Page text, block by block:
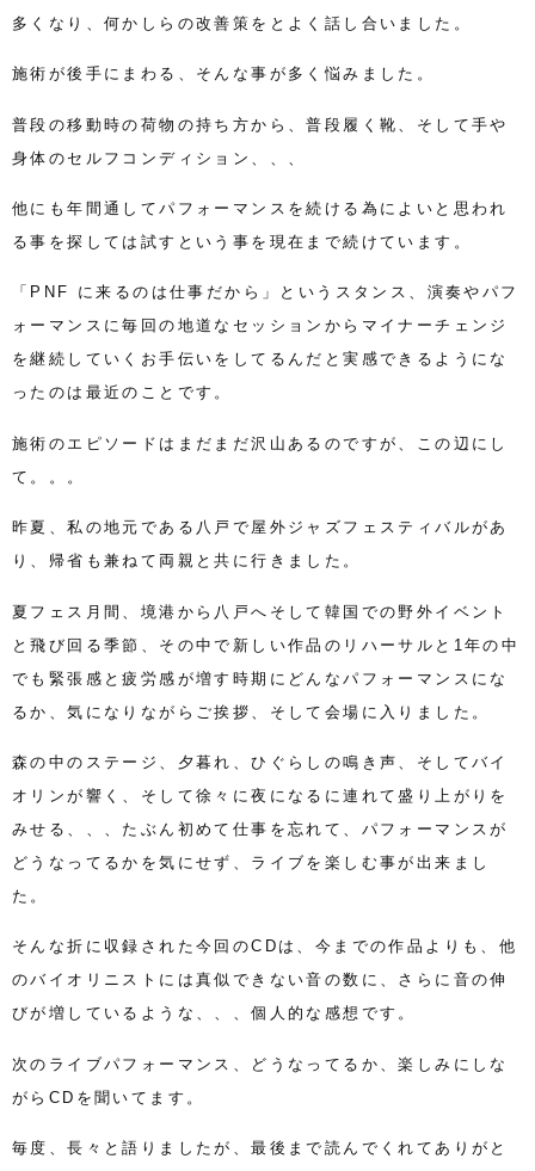
多くなり、何かしらの改善策をとよく話し合いました。
施術が後手にまわる、そんな事が多く悩みました。
普段の移動時の荷物の持ち方から、普段履く靴、そして手や
身体のセルフコンディション、、、
他にも年間通してパフォーマンスを続ける為によいと思われ
る事を探しては試すという事を現在まで続けています。
「PNF に来るのは仕事だから」というスタンス、演奏やパフ
ォーマンスに毎回の地道なセッションからマイナーチェンジ
を継続していくお手伝いをしてるんだと実感できるようにな
ったのは最近のことです。
施術のエピソードはまだまだ沢山あるのですが、この辺にし
て。。。
昨夏、私の地元である八戸で屋外ジャズフェスティバルがあ
り、帰省も兼ねて両親と共に行きました。
夏フェス月間、境港から八戸へそして韓国での野外イベント
と飛び回る季節、その中で新しい作品のリハーサルと1年の中
でも緊張感と疲労感が増す時期にどんなパフォーマンスにな
るか、気になりながらご挨拶、そして会場に入りました。
森の中のステージ、夕暮れ、ひぐらしの鳴き声、そしてバイ
オリンが響く、そして徐々に夜になるに連れて盛り上がりを
みせる、、、たぶん初めて仕事を忘れて、パフォーマンスが
どうなってるかを気にせず、ライブを楽しむ事が出来まし
た。
そんな折に収録された今回のCDは、今までの作品よりも、他
のバイオリニストには真似できない音の数に、さらに音の伸
びが増しているような、、、個人的な感想です。
次のライブパフォーマンス、どうなってるか、楽しみにしな
がらCDを聞いてます。
毎度、長々と語りましたが、最後まで読んでくれてありがと